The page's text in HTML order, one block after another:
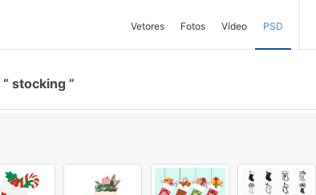
Vetores Fotos Vídeo PSD
stocking